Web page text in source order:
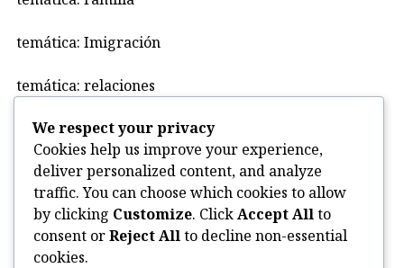
temática: Imigración
temática: relaciones
Uncategorized
violencia
We respect your privacy
Cookies help us improve your experience,
deliver personalized content, and analyze
traffic. You can choose which cookies to allow
by clicking Customize. Click Accept All to
consent orReject All to decline non-essential
cookies.